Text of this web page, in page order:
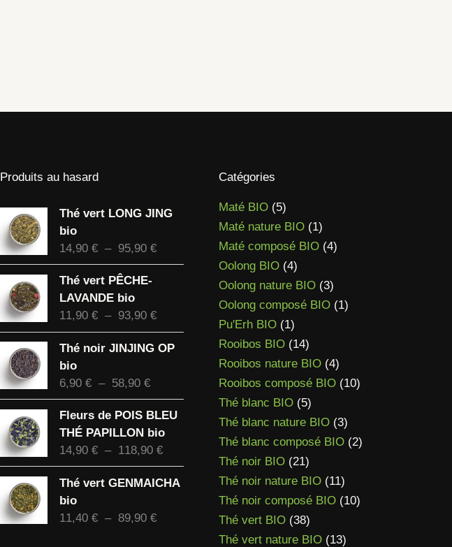
Produits au hasard
Thé vert LONG JING
bio
14,90 € – 95,90 €Plage
de
à
95,90 €
Thé vert PÊCHE-
LAVANDE bio
11,90 € – 93,90 €Plage
de
prix :
93,90 €
Thé noir JINJING OP
bio
6,90 € – 58,90 €Plage
de
prix :
6,90 €
à
58,90 €
Fleurs de POIS BLEU
THÉ PAPILLON bio
14,90 € – 118,90 €Plage
de
prix :
Thé vert GENMAICHA
bio
11,40 € – 89,90 €Plage
Catégories
Maté BIO 55
produits
Maté nature BIO 11
produit
Maté composé BIO 44
Oolong BIO 44
produits
Oolong nature BIO 33
produits
Oolong composé BIO 11
Pu'Erh BIO 11
produit
Rooibos BIO 1414
produits
Rooibos nature BIO 44
produits
Rooibos composé BIO 1010
Thé blanc BIO 55
produits
Thé blanc nature BIO 33
produits
Thé blanc composé BIO 22
Thé noir BIO 2121
produits
Thé noir nature BIO 1111
produits
Thé noir composé BIO 1010
Thé vert BIO 3838
produits
Thé vert nature BIO 1313